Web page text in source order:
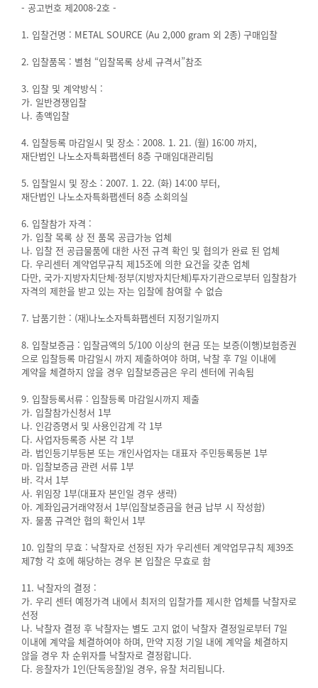
- 공고번호 제2008-2호 -
1. 입찰건명 : METAL SOURCE (Au 2,000 gram 외 2종) 구매입찰
2. 입찰품목 : 별첨 “입찰목록 상세 규격서”참조
3. 입찰 및 계약방식 :
가. 일반경쟁입찰
나. 총액입찰
4. 입찰등록 마감일시 및 장소 : 2008. 1. 21. (월) 16:00 까지,
재단법인 나노소자특화팹센터 8층 구매임대관리팀
5. 입찰일시 및 장소 : 2007. 1. 22. (화) 14:00 부터,
재단법인 나노소자특화팹센터 8층 소회의실
6. 입찰참가 자격 :
가. 입찰 목록 상 전 품목 공급가능 업체
나. 입찰 전 공급물품에 대한 사전 규격 확인 및 협의가 완료 된 업체
다. 우리센터 계약업무규칙 제15조에 의한 요건을 갖춘 업체
다만, 국가·지방자치단체·정부(지방자치단체)투자기관으로부터 입찰참가
자격의 제한을 받고 있는 자는 입찰에 참여할 수 없슴
7. 납품기한 : (재)나노소자특화팹센터 지정기일까지
8. 입찰보증금 : 입찰금액의 5/100 이상의 현금 또는 보증(이행)보험증권
으로 입찰등록 마감일시 까지 제출하여야 하며, 낙찰 후 7일 이내에
계약을 체결하지 않을 경우 입찰보증금은 우리 센터에 귀속됨
9. 입찰등록서류 : 입찰등록 마감일시까지 제출
가. 입찰참가신청서 1부
나. 인감증명서 및 사용인감계 각 1부
다. 사업자등록증 사본 각 1부
라. 법인등기부등본 또는 개인사업자는 대표자 주민등록등본 1부
마. 입찰보증금 관련 서류 1부
바. 각서 1부
사. 위임장 1부(대표자 본인일 경우 생략)
아. 계좌입금거래약정서 1부(입찰보증금을 현금 납부 시 작성함)
자. 물품 규격안 협의 확인서 1부
10. 입찰의 무효 : 낙찰자로 선정된 자가 우리센터 계약업무규칙 제39조
제7항 각 호에 해당하는 경우 본 입찰은 무효로 함
11. 낙찰자의 결정 :
가. 우리 센터 예정가격 내에서 최저의 입찰가를 제시한 업체를 낙찰자로
선정
나. 낙찰자 결정 후 낙찰자는 별도 고지 없이 낙찰자 결정일로부터 7일
이내에 계약을 체결하여야 하며, 만약 지정 기일 내에 계약을 체결하지
않을 경우 차 순위자를 낙찰자로 결정합니다.
다. 응찰자가 1인(단독응찰)일 경우, 유찰 처리됩니다.